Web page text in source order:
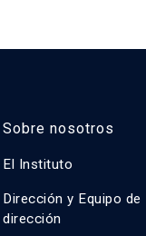
Sobre nosotros
El Instituto
Dirección y Equipo de
dirección